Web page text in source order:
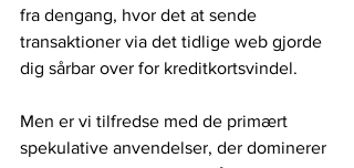
fra dengang, hvor det at sende
transaktioner via det tidlige web gjorde
dig sårbar over for kreditkortsvindel.
Men er vi tilfredse med de primært
spekulative anvendelser, der dominerer